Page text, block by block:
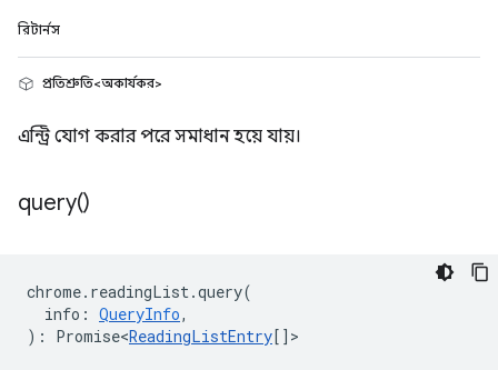
রিটার্নস
প্রতিশ্রুতি<অকার্যকর>
এন্ট্রি যোগ করার পরে সমাধান হয়ে যায়।
query()
chrome. readingList .query(
info : QueryInfo,
) : Promise<ReadingListEntry[] >